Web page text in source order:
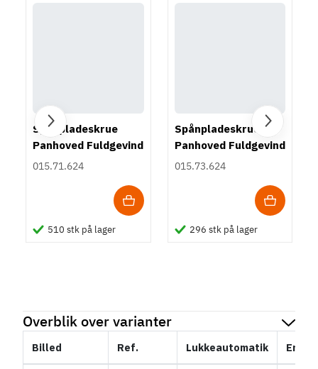
Spånpladeskrue
Panhoved Fuldgevind
Ø3,5 - PZ2
015.71.624
510 stk på lager
Spånpladeskrue
Panhoved Fuldgevind
Ø3,5 - Torx TS15
015.73.624
296 stk på lager
Overblik over varianter
Billed Ref. Lukkeautomatik